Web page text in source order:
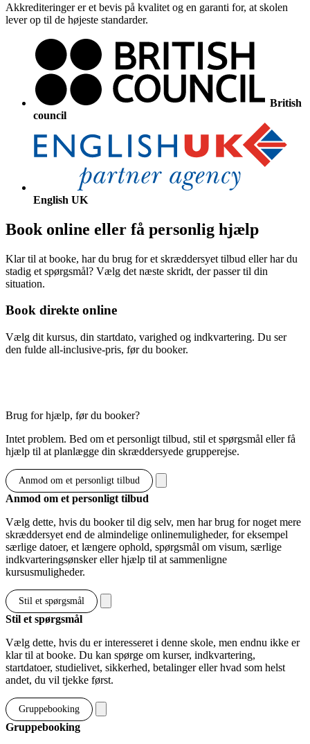
Akkrediteringer er et bevis på kvalitet og en garanti for, at skolen
lever op til de højeste standarder.
British
council
English UK
Book online eller få personlig hjælp
Klar til at booke, har du brug for et skræddersyet tilbud eller har du
stadig et spørgsmål? Vælg det næste skridt, der passer til din
situation.
Book direkte online
Vælg dit kursus, din startdato, varighed og indkvartering. Du ser
den fulde all-inclusive-pris, før du booker.
Brug for hjælp, før du booker?
Intet problem. Bed om et personligt tilbud, stil et spørgsmål eller få
hjælp til at planlægge din skræddersyede grupperejse.
Anmod om et personligt tilbud
Anmod om et personligt tilbud
Vælg dette, hvis du booker til dig selv, men har brug for noget mere
skræddersyet end de almindelige onlinemuligheder, for eksempel
særlige datoer, et længere ophold, spørgsmål om visum, særlige
indkvarteringsønsker eller hjælp til at sammenligne
kursusmuligheder.
Stil et spørgsmål
Stil et spørgsmål
Vælg dette, hvis du er interesseret i denne skole, men endnu ikke er
klar til at booke. Du kan spørge om kurser, indkvartering,
startdatoer, studielivet, sikkerhed, betalinger eller hvad som helst
andet, du vil tjekke først.
Gruppebooking
Gruppebooking